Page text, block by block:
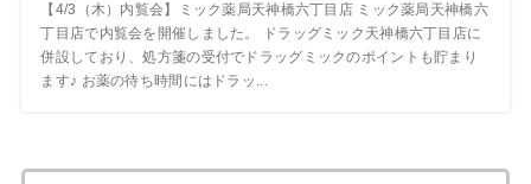
【4/3（木）内覧会】ミック薬局天神橋六丁目店 ミック薬局天神橋六
丁目店で内覧会を開催しました。 ドラッグミック天神橋六丁目店に
併設しており、処方箋の受付でドラッグミックのポイントも貯まり
ます♪ お薬の待ち時間にはドラッ...